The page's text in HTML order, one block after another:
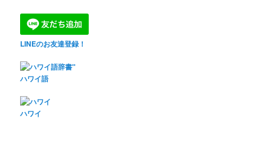
LINEのお友達登録！
ハワイ語
ハワイ